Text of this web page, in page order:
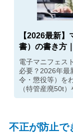
【2026最新
書）の書き方
電子マニフェス
必要？2026年最
令・懲役等）を
（特管産廃50t
で網羅していま
不正が防止で